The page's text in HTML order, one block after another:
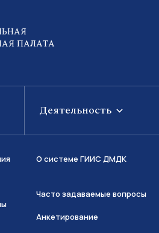
ПАЛАТА
Деятельность
О системе ГИИС ДМДК
Часто задаваемые вопросы
Анкетирование